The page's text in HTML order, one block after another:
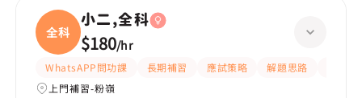
全科
小二,全科
$180/hr
WhatsAPP問功課 長期補習 應試策略 解題思路
上門補習-粉嶺